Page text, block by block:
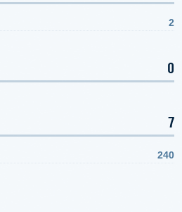
2
0
7
240